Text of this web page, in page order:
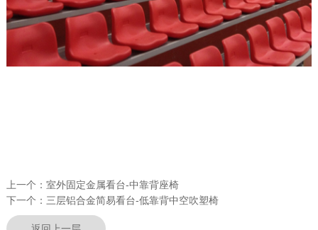
上一个： 室外固定金属看台-中靠背座椅
下一个： 三层铝合金简易看台-低靠背中空吹塑椅